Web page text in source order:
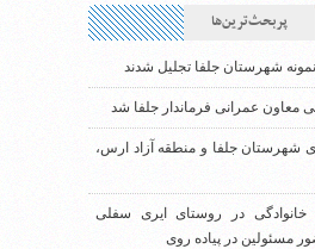
پربحث‌ترین‌ها
شهرستان جلفا تجلیل شدند
معاون عمرانی فرماندار جلفا شد
شهرستان جلفا و منطقه آزاد ارس،
خانوادگی در روستای ایری سفلی
مسئولین در پیاده روی